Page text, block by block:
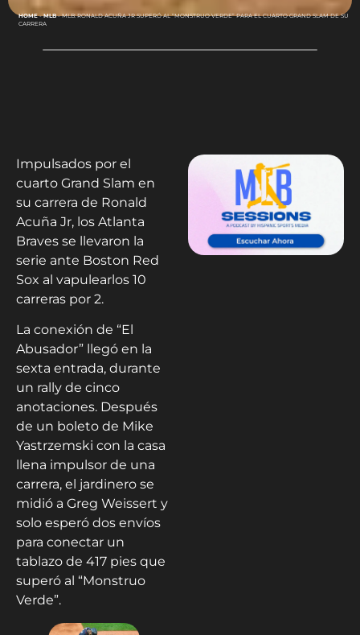
HOME-MLB-MLB: RONALD ACUÑA JR SUPERÓ AL “MONSTRUO VERDE” PARA EL CUARTO GRAND SLAM DE SU
CARRERA
Impulsados por el
cuarto Grand Slam en
su carrera de Ronald
Acuña Jr, los Atlanta
Braves se llevaron la
serie ante Boston Red
Sox al vapulearlos 10
carreras por 2.
La conexión de “El
Abusador” llegó en la
sexta entrada, durante
un rally de cinco
anotaciones. Después
de un boleto de Mike
Yastrzemski con la casa
llena impulsor de una
carrera, el jardinero se
midió a Greg Weissert y
solo esperó dos envíos
para conectar un
tablazo de 417 pies que
superó al “Monstruo
Verde”.